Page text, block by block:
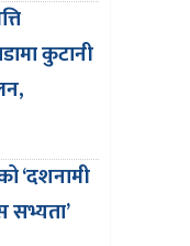
कुटानी
‘दशनामी